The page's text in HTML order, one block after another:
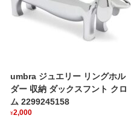
umbra ジュエリー リングホル
ダー 収納 ダックスフント クロ
ム 2299245158
¥2,000